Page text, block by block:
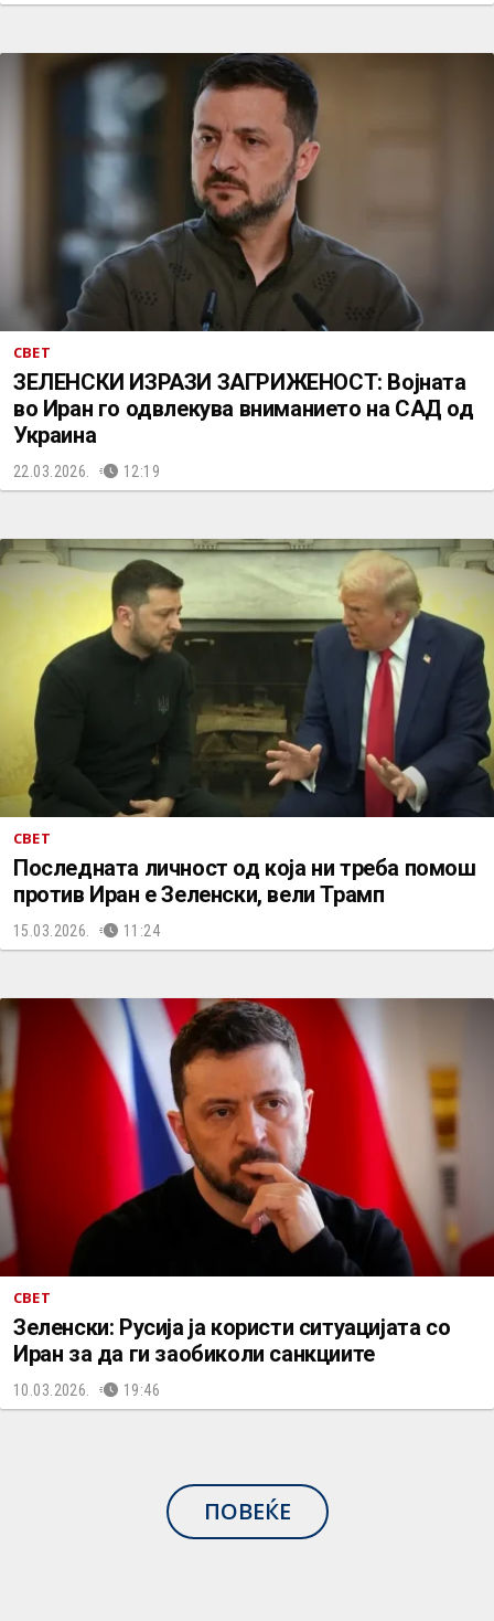
СВЕТ
ЗЕЛЕНСКИ ИЗРАЗИ ЗАГРИЖЕНОСТ: Војната
во Иран го одвлекува вниманието на САД од
Украина
22.03.2026. 12:19
СВЕТ
Последната личност од која ни треба помош
против Иран е Зеленски, вели Трамп
15.03.2026. 11:24
СВЕТ
Зеленски: Русија ја користи ситуацијата со
Иран за да ги заобиколи санкциите
10.03.2026. 19:46
ПОВЕЌЕ